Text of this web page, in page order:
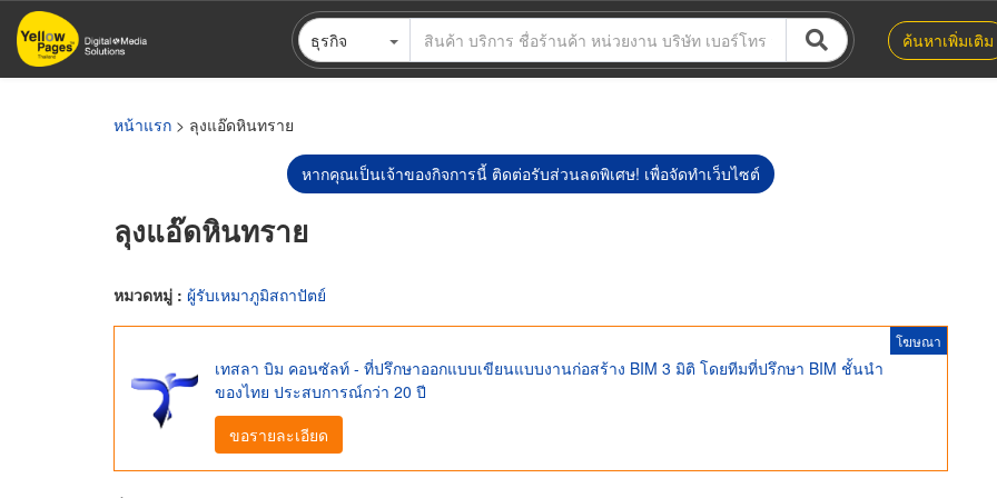
ข้าม
ไป
ธุรกิจ ค้นหาเพิ่มเติม
หน้าแรก > ลุงแอ๊ดหินทราย
หากคุณเป็นเจ้าของกิจการนี้ ติดต่อรับส่วนลดพิเศษ! เพื่อจัดทำเว็บไซต์
ลุงแอ๊ดหินทราย
หมวดหมู่ : ผู้รับเหมาภูมิสถาปัตย์
โฆษณา
เทสลา บิม คอนซัลท์ - ที่ปรึกษาออกแบบเขียนแบบงานก่อสร้าง BIM 3 มิติ โดยทีมที่ปรึกษา BIM ชั้นนำ
ของไทย ประสบการณ์กว่า 20 ปี
ขอรายละเอียด